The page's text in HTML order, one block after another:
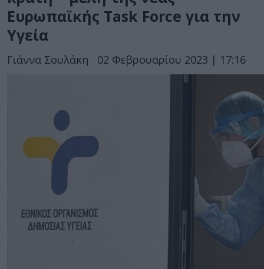
Ευρωπαϊκής Task Force για την
Υγεία
Γιάννα Σουλάκη 02 Φεβρουαρίου 2023 | 17:16